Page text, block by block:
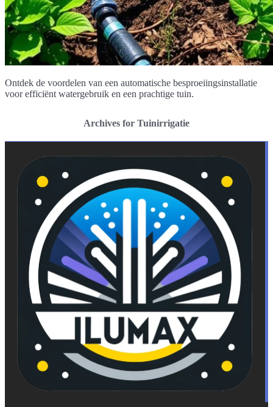
Ontdek de voordelen van een automatische besproeiingsinstallatie
voor efficiënt watergebruik en een prachtige tuin.
Archives for Tuinirrigatie